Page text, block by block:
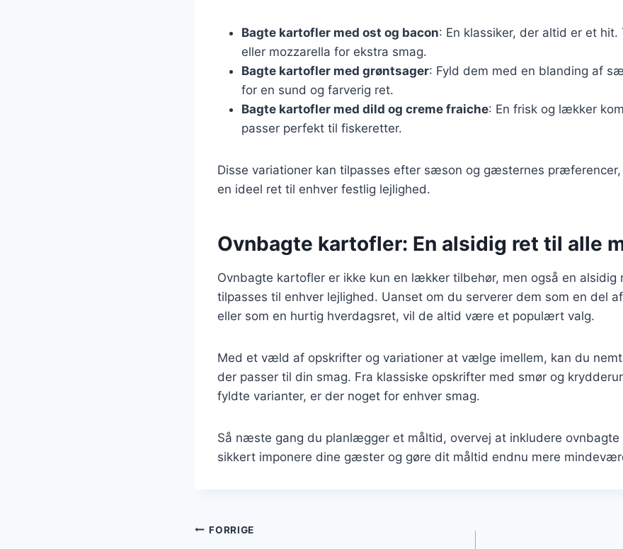
Bagte kartofler med ost og bacon: En klassiker, der altid er et
eller mozzarella for ekstra smag.
Bagte kartofler med grøntsager: Fyld dem med en blanding af
for en sund og farverig ret.
Bagte kartofler med dild og creme fraiche: En frisk og lækker
passer perfekt til fiskeretter.
Disse variationer kan tilpasses efter sæson og gæsternes
en ideel ret til enhver festlig lejlighed.
Ovnbagte kartofler: En alsidig ret til alle
Ovnbagte kartofler er ikke kun en lækker tilbehør, men også en alsidig
tilpasses til enhver lejlighed. Uanset om du serverer dem som en del
eller som en hurtig hverdagsret, vil de altid være et populært valg.
Med et væld af opskrifter og variationer at vælge imellem, kan du
der passer til din smag. Fra klassiske opskrifter med smør og
fyldte varianter, er der noget for enhver smag.
Så næste gang du planlægger et måltid, overvej at inkludere ovnbagte
sikkert imponere dine gæster og gøre dit måltid endnu mere
Indlægsnavigation
FORRIGE